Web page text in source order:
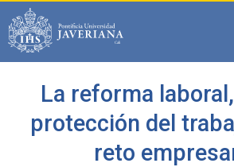
Saltar al contenido principal
La reforma
protección del
reto